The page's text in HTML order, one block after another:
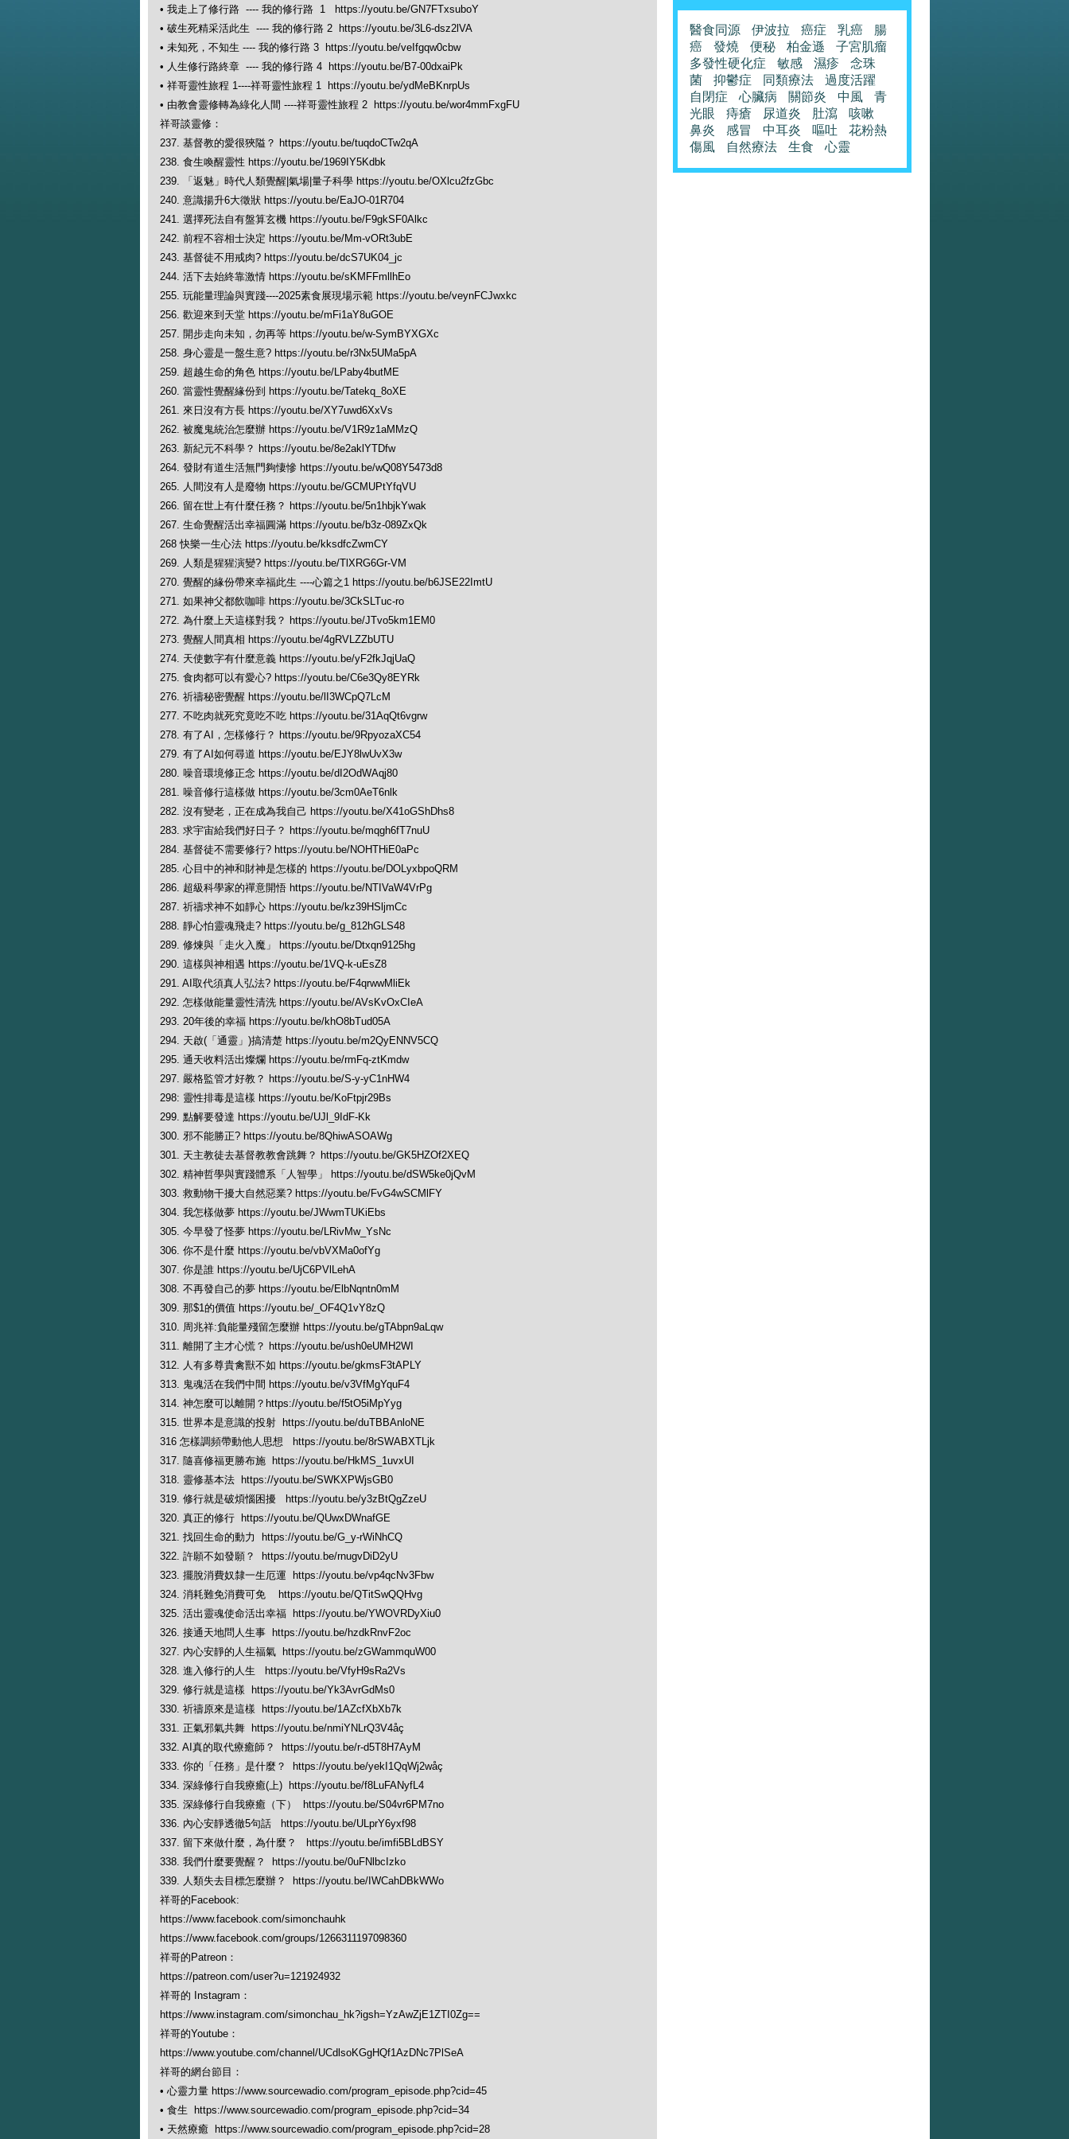
• 我走上了修行路 ---- 我的修行路 1 https://youtu.be/GN7FTxsuboY
• 破生死精采活此生 ---- 我的修行路 2 https://youtu.be/3L6-dsz2lVA
• 未知死，不知生 ---- 我的修行路 3 https://youtu.be/veIfgqw0cbw
• 人生修行路終章 ---- 我的修行路 4 https://youtu.be/B7-00dxaiPk
• 祥哥靈性旅程 1----祥哥靈性旅程 1 https://youtu.be/ydMeBKnrpUs
• 由教會靈修轉為綠化人間 ----祥哥靈性旅程 2 https://youtu.be/wor4mmFxgFU
祥哥談靈修：
237. 基督教的愛很狹隘？ https://youtu.be/tuqdoCTw2qA
238. 食生喚醒靈性 https://youtu.be/1969IY5Kdbk
239. 「返魅」時代人類覺醒|氣場|量子科學 https://youtu.be/OXlcu2fzGbc
240. 意識揚升6大徵狀 https://youtu.be/EaJO-01R704
241. 選擇死法自有盤算玄機 https://youtu.be/F9gkSF0Alkc
242. 前程不容相士決定 https://youtu.be/Mm-vORt3ubE
243. 基督徒不用戒肉? https://youtu.be/dcS7UK04_jc
244. 活下去始終靠激情 https://youtu.be/sKMFFmllhEo
255. 玩能量理論與實踐----2025素食展現場示範 https://youtu.be/veynFCJwxkc
256. 歡迎來到天堂 https://youtu.be/mFi1aY8uGOE
257. 開步走向未知，勿再等 https://youtu.be/w-SymBYXGXc
258. 身心靈是一盤生意? https://youtu.be/r3Nx5UMa5pA
259. 超越生命的角色 https://youtu.be/LPaby4butME
260. 當靈性覺醒緣份到 https://youtu.be/Tatekq_8oXE
261. 來日沒有方長 https://youtu.be/XY7uwd6XxVs
262. 被魔鬼統治怎麼辦 https://youtu.be/V1R9z1aMMzQ
263. 新紀元不科學？ https://youtu.be/8e2aklYTDfw
264. 發財有道生活無門夠悽慘 https://youtu.be/wQ08Y5473d8
265. 人間沒有人是廢物 https://youtu.be/GCMUPtYfqVU
266. 留在世上有什麼任務？ https://youtu.be/5n1hbjkYwak
267. 生命覺醒活出幸福圓滿 https://youtu.be/b3z-089ZxQk
268 快樂一生心法 https://youtu.be/kksdfcZwmCY
269. 人類是猩猩演變? https://youtu.be/TlXRG6Gr-VM
270. 覺醒的緣份帶來幸福此生 ----心篇之1 https://youtu.be/b6JSE22ImtU
271. 如果神父都飲咖啡 https://youtu.be/3CkSLTuc-ro
272. 為什麼上天這樣對我？ https://youtu.be/JTvo5km1EM0
273. 覺醒人間真相 https://youtu.be/4gRVLZZbUTU
274. 天使數字有什麼意義 https://youtu.be/yF2fkJqjUaQ
275. 食肉都可以有愛心? https://youtu.be/C6e3Qy8EYRk
276. 祈禱秘密覺醒 https://youtu.be/lI3WCpQ7LcM
277. 不吃肉就死究竟吃不吃 https://youtu.be/31AqQt6vgrw
278. 有了AI，怎樣修行？ https://youtu.be/9RpyozaXC54
279. 有了AI如何尋道 https://youtu.be/EJY8lwUvX3w
280. 噪音環境修正念 https://youtu.be/dI2OdWAqj80
281. 噪音修行這樣做 https://youtu.be/3cm0AeT6nlk
282. 沒有變老，正在成為我自己 https://youtu.be/X41oGShDhs8
283. 求宇宙給我們好日子？ https://youtu.be/mqgh6fT7nuU
284. 基督徒不需要修行? https://youtu.be/NOHTHiE0aPc
285. 心目中的神和財神是怎樣的 https://youtu.be/DOLyxbpoQRM
286. 超級科學家的禪意開悟 https://youtu.be/NTIVaW4VrPg
287. 祈禱求神不如靜心 https://youtu.be/kz39HSljmCc
288. 靜心怕靈魂飛走? https://youtu.be/g_812hGLS48
289. 修煉與「走火入魔」 https://youtu.be/Dtxqn9125hg
290. 這樣與神相遇 https://youtu.be/1VQ-k-uEsZ8
291. AI取代須真人弘法? https://youtu.be/F4qrwwMliEk
292. 怎樣做能量靈性清洗 https://youtu.be/AVsKvOxCIeA
293. 20年後的幸福 https://youtu.be/khO8bTud05A
294. 天啟(「通靈」)搞清楚 https://youtu.be/m2QyENNV5CQ
295. 通天收料活出燦爛 https://youtu.be/rmFq-ztKmdw
297. 嚴格監管才好教？ https://youtu.be/S-y-yC1nHW4
298: 靈性排毒是這樣 https://youtu.be/KoFtpjr29Bs
299. 點解要發達 https://youtu.be/UJl_9IdF-Kk
300. 邪不能勝正? https://youtu.be/8QhiwASOAWg
301. 天主教徒去基督教教會跳舞？ https://youtu.be/GK5HZOf2XEQ
302. 精神哲學與實踐體系「人智學」 https://youtu.be/dSW5ke0jQvM
303. 救動物干擾大自然惡業? https://youtu.be/FvG4wSCMlFY
304. 我怎樣做夢 https://youtu.be/JWwmTUKiEbs
305. 今早發了怪夢 https://youtu.be/LRivMw_YsNc
306. 你不是什麼 https://youtu.be/vbVXMa0ofYg
307. 你是誰 https://youtu.be/UjC6PVlLehA
308. 不再發自己的夢 https://youtu.be/ElbNqntn0mM
309. 那$1的價值 https://youtu.be/_OF4Q1vY8zQ
310. 周兆祥:負能量殘留怎麼辦 https://youtu.be/gTAbpn9aLqw
311. 離開了主才心慌？ https://youtu.be/ush0eUMH2WI
312. 人有多尊貴禽獸不如 https://youtu.be/gkmsF3tAPLY
313. 鬼魂活在我們中間 https://youtu.be/v3VfMgYquF4
314. 神怎麼可以離開？https://youtu.be/f5tO5iMpYyg
315. 世界本是意識的投射 https://youtu.be/duTBBAnloNE
316 怎樣調頻帶動他人思想 https://youtu.be/8rSWABXTLjk
317. 隨喜修福更勝布施 https://youtu.be/HkMS_1uvxUI
318. 靈修基本法 https://youtu.be/SWKXPWjsGB0
319. 修行就是破煩惱困擾 https://youtu.be/y3zBtQgZzeU
320. 真正的修行 https://youtu.be/QUwxDWnafGE
321. 找回生命的動力 https://youtu.be/G_y-rWiNhCQ
322. 許願不如發願？ https://youtu.be/rnugvDiD2yU
323. 擺脫消費奴隸一生厄運 https://youtu.be/vp4qcNv3Fbw
324. 消耗難免消費可免 https://youtu.be/QTitSwQQHvg
325. 活出靈魂使命活出幸福 https://youtu.be/YWOVRDyXiu0
326. 接通天地問人生事 https://youtu.be/hzdkRnvF2oc
327. 內心安靜的人生福氣 https://youtu.be/zGWammquW00
328. 進入修行的人生 https://youtu.be/VfyH9sRa2Vs
329. 修行就是這樣 https://youtu.be/Yk3AvrGdMs0
330. 祈禱原來是這樣 https://youtu.be/1AZcfXbXb7k
331. 正氣邪氣共舞 https://youtu.be/nmiYNLrQ3V4åç
332. AI真的取代療癒師？ https://youtu.be/r-d5T8H7AyM
333. 你的「任務」是什麼？ https://youtu.be/yekI1QqWj2wåç
334. 深綠修行自我療癒(上) https://youtu.be/f8LuFANyfL4
335. 深綠修行自我療癒（下） https://youtu.be/S04vr6PM7no
336. 內心安靜透徹5句話 https://youtu.be/ULprY6yxf98
337. 留下來做什麼，為什麼？ https://youtu.be/imfi5BLdBSY
338. 我們什麼要覺醒？ https://youtu.be/0uFNlbcIzko
339. 人類失去目標怎麼辦？ https://youtu.be/IWCahDBkWWo
祥哥的Facebook:
https://www.facebook.com/simonchauhk
https://www.facebook.com/groups/1266311197098360
祥哥的Patreon：
https://patreon.com/user?u=121924932
祥哥的 Instagram：
https://www.instagram.com/simonchau_hk?igsh=YzAwZjE1ZTI0Zg==
祥哥的Youtube：
https://www.youtube.com/channel/UCdlsoKGgHQf1AzDNc7PlSeA
祥哥的網台節目：
• 心靈力量 https://www.sourcewadio.com/program_episode.php?cid=45
• 食生 https://www.sourcewadio.com/program_episode.php?cid=34
• 天然療癒 https://www.sourcewadio.com/program_episode.php?cid=28
醫食同源 伊波拉 癌症 乳癌
腸
癌
發燒 便秘 柏金遜
子宮肌瘤
多發性硬化症
敏感 濕疹
念珠
菌
抑鬱症 同類療法
過度活躍
自閉症
心臟病 關節炎 中風
青
光眼
痔瘡 尿道炎 肚瀉
咳嗽
鼻炎
感冒 中耳炎 嘔吐
花粉熱
傷風
自然療法 生食 心靈